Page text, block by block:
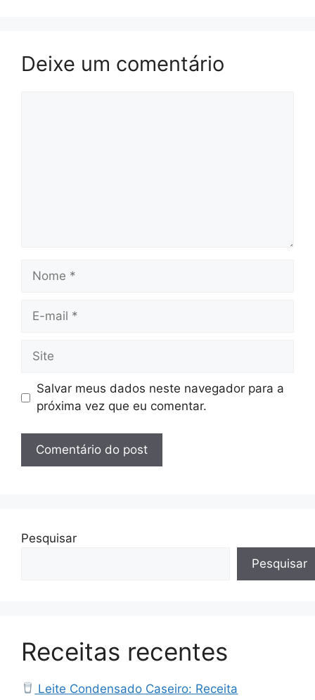
Deixe um comentário
Nome
Site
Salvar meus dados neste navegador para a
próxima vez que eu comentar.
Pesquisar
Pesquisar
Receitas recentes
Leite Condensado Caseiro: Receita